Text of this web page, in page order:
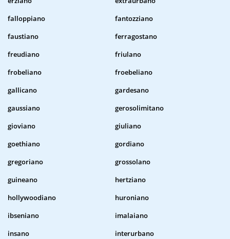
falloppiano
fantozziano
faustiano
ferragostano
freudiano
friulano
frobeliano
froebeliano
gallicano
gardesano
gaussiano
gerosolimitano
gioviano
giuliano
goethiano
gordiano
gregoriano
grossolano
guineano
hertziano
hollywoodiano
huroniano
ibseniano
imalaiano
insano
interurbano